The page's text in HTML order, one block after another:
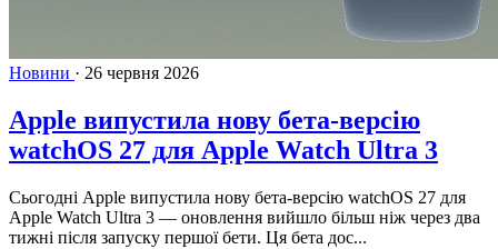
Новини · 26 червня 2026
Apple випустила нову бета-версію
watchOS 27 для Apple Watch Ultra 3
Сьогодні Apple випустила нову бета-версію watchOS 27 для
Apple Watch Ultra 3 — оновлення вийшло більш ніж через два
тижні після запуску першої бети. Ця бета дос...